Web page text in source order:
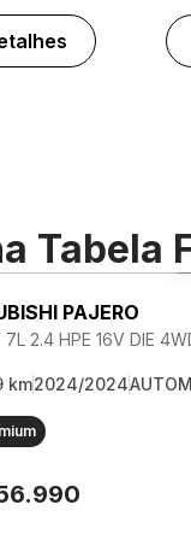
Tabela
PAJERO
km2024/2024